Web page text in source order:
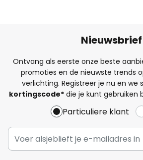
Nieuwsbrief
Ontvang als eerste onze beste
promoties en de nieuwste trends
verlichting. Registreer je nu en we
kortingscode*die je kunt gebruiken
Particuliere klant